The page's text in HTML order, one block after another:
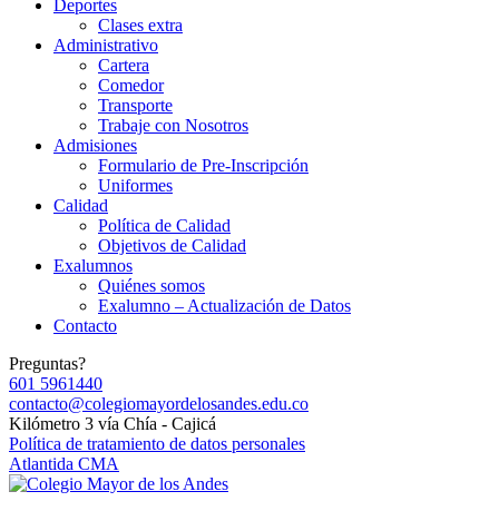
Deportes
Clases extra
Administrativo
Cartera
Comedor
Transporte
Trabaje con Nosotros
Admisiones
Formulario de Pre-Inscripción
Uniformes
Calidad
Política de Calidad
Objetivos de Calidad
Exalumnos
Quiénes somos
Exalumno – Actualización de Datos
Contacto
Preguntas?
601 5961440
contacto@colegiomayordelosandes.edu.co
Kilómetro 3 vía Chía - Cajicá
Política de tratamiento de datos personales
Atlantida CMA